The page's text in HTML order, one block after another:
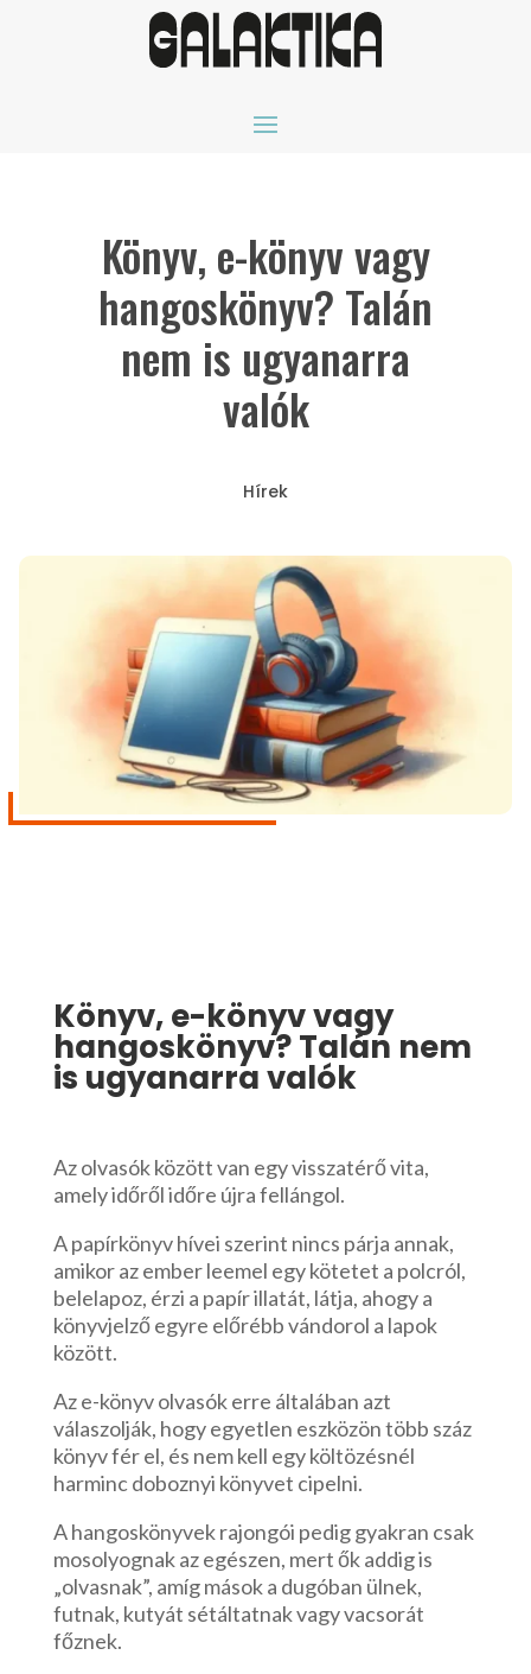
Könyv, e-könyv vagy
hangoskönyv? Talán
nem is ugyanarra
valók
Hírek
Könyv, e-könyv vagy
hangoskönyv? Talán nem
is ugyanarra valók
Az olvasók között van egy visszatérő vita,
amely időről időre újra fellángol.
A papírkönyv hívei szerint nincs párja annak,
amikor az ember leemel egy kötetet a polcról,
belelapoz, érzi a papír illatát, látja, ahogy a
könyvjelző egyre előrébb vándorol a lapok
között.
Az e-könyv olvasók erre általában azt
válaszolják, hogy egyetlen eszközön több száz
könyv fér el, és nem kell egy költözésnél
harminc doboznyi könyvet cipelni.
A hangoskönyvek rajongói pedig gyakran csak
mosolyognak az egészen, mert ők addig is
„olvasnak”, amíg mások a dugóban ülnek,
futnak, kutyát sétáltatnak vagy vacsorát
főznek.